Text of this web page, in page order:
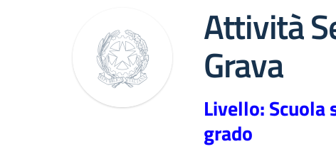
Attività
Grava
Livello: Scuola
grado